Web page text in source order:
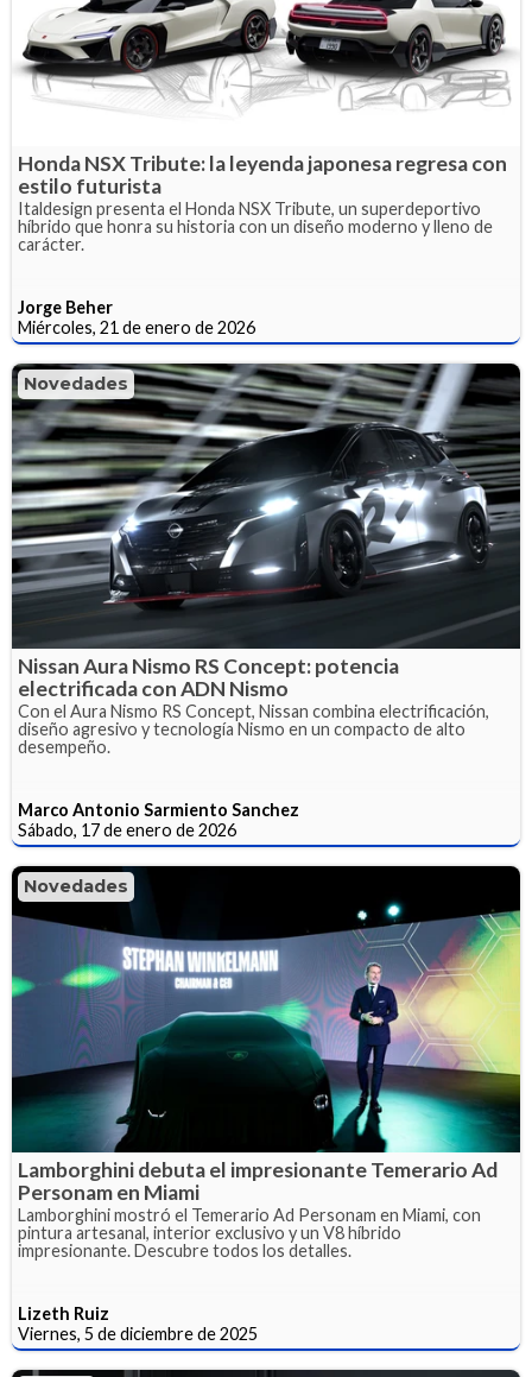
Honda NSX Tribute: la leyenda japonesa regresa con
estilo futurista
Italdesign presenta el Honda NSX Tribute, un superdeportivo
híbrido que honra su historia con un diseño moderno y lleno de
carácter.
Jorge Beher
Miércoles, 21 de enero de 2026
Novedades
Nissan Aura Nismo RS Concept: potencia
electrificada con ADN Nismo
Con el Aura Nismo RS Concept, Nissan combina electrificación,
diseño agresivo y tecnología Nismo en un compacto de alto
desempeño.
Marco Antonio Sarmiento Sanchez
Sábado, 17 de enero de 2026
Novedades
Lamborghini debuta el impresionante Temerario Ad
Personam en Miami
Lamborghini mostró el Temerario Ad Personam en Miami, con
pintura artesanal, interior exclusivo y un V8 híbrido
impresionante. Descubre todos los detalles.
Lizeth Ruiz
Viernes, 5 de diciembre de 2025